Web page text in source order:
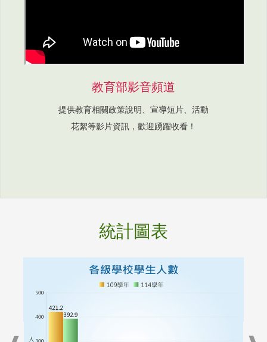
教育部影音頻道
提供教育相關政策說明、宣導短片、活動
花絮等影片資訊，歡迎踴躍收看！
統計圖表